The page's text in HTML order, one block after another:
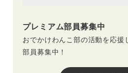
プレミアム部員募集中
おでかけわんこ部の活動を応援
部員募集中！